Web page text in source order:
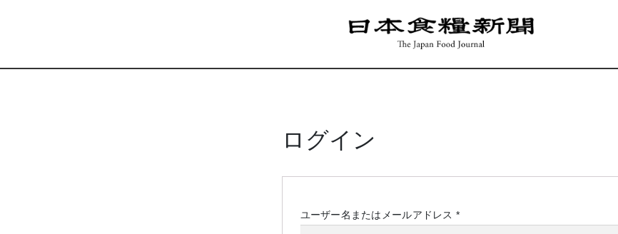
ログイン
ユーザー名またはメールアドレス *必